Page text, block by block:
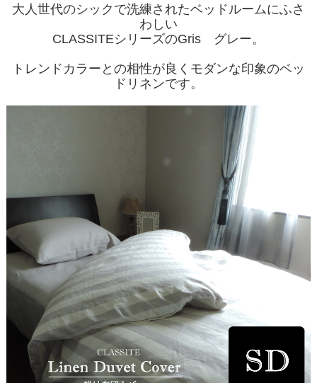
大人世代のシックで洗練されたベッドルームにふさ
わしい
CLASSITEシリーズのGris グレー。
トレンドカラーとの相性が良くモダンな印象のベッ
ドリネンです。